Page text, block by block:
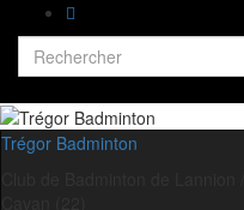
Search
for:
Trégor Badminton